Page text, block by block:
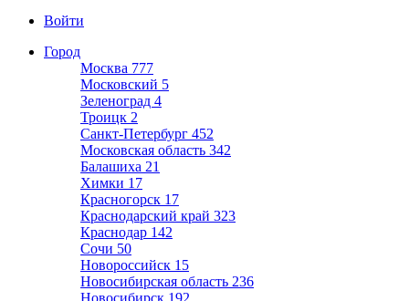
Войти
Город
Москва 777
Московский 5
Зеленоград 4
Троицк 2
Санкт-Петербург 452
Московская область 342
Балашиха 21
Химки 17
Красногорск 17
Краснодарский край 323
Краснодар 142
Сочи 50
Новороссийск 15
Новосибирская область 236
Новосибирск 192